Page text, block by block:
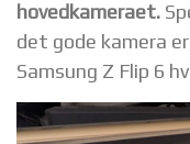
hovedkameraet.
det gode kamera
Samsung Z Flip 6